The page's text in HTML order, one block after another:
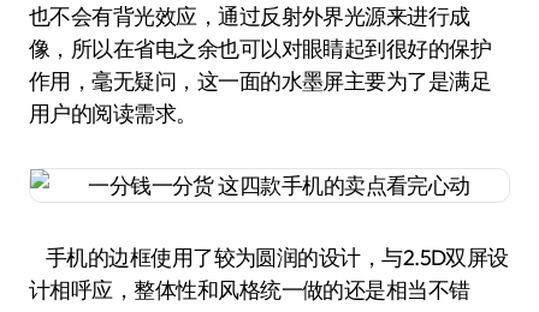
也不会有背光效应，通过反射外界光源来进行成
像，所以在省电之余也可以对眼睛起到很好的保护
作用，毫无疑问，这一面的水墨屏主要为了是满足
用户的阅读需求。
手机的边框使用了较为圆润的设计，与2.5D双屏设
计相呼应，整体性和风格统一做的还是相当不错